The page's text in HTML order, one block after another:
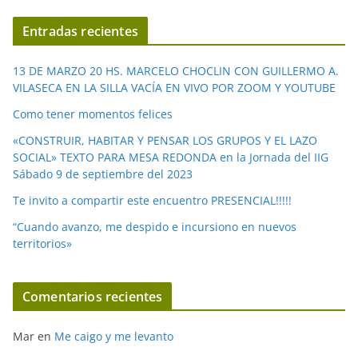
í
d
e
o
Entradas recientes
13 DE MARZO 20 HS. MARCELO CHOCLIN CON GUILLERMO A.
VILASECA EN LA SILLA VACÍA EN VIVO POR ZOOM Y YOUTUBE
Como tener momentos felices
«CONSTRUIR, HABITAR Y PENSAR LOS GRUPOS Y EL LAZO
SOCIAL» TEXTO PARA MESA REDONDA en la Jornada del IIG
Sábado 9 de septiembre del 2023
Te invito a compartir este encuentro PRESENCIAL!!!!!
“Cuando avanzo, me despido e incursiono en nuevos
territorios»
Comentarios recientes
Mar en Me caigo y me levanto